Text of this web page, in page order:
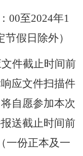
00至2024年1
假日除外）
件截止时间前
应文件扫描件
自愿参加本次
送截止时间前
一份正本及一